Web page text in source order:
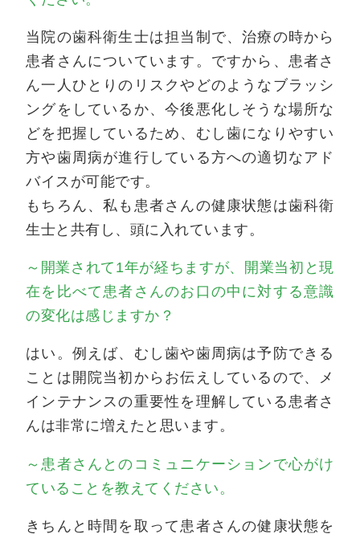
当院の歯科衛生士は担当制で、治療の時から
患者さんについています。ですから、患者さ
ん一人ひとりのリスクやどのようなブラッシ
ングをしているか、今後悪化しそうな場所な
どを把握しているため、むし歯になりやすい
方や歯周病が進行している方への適切なアド
バイスが可能です。
もちろん、私も患者さんの健康状態は歯科衛
生士と共有し、頭に入れています。
～開業されて1年が経ちますが、開業当初と現
在を比べて患者さんのお口の中に対する意識
の変化は感じますか？
はい。例えば、むし歯や歯周病は予防できる
ことは開院当初からお伝えしているので、メ
インテナンスの重要性を理解している患者さ
んは非常に増えたと思います。
～患者さんとのコミュニケーションで心がけ
ていることを教えてください。
きちんと時間を取って患者さんの健康状態を